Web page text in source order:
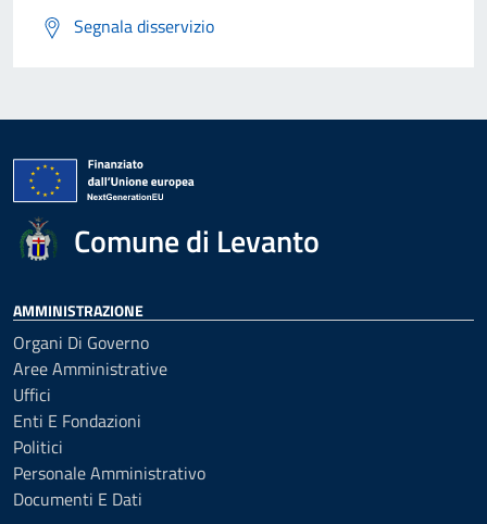
Segnala disservizio
Comune di Levanto
AMMINISTRAZIONE
Organi Di Governo
Aree Amministrative
Uffici
Enti E Fondazioni
Politici
Personale Amministrativo
Documenti E Dati